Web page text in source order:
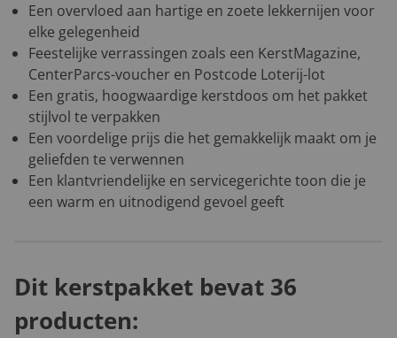
Een overvloed aan hartige en zoete lekkernijen voor
elke gelegenheid
Feestelijke verrassingen zoals een KerstMagazine,
CenterParcs-voucher en Postcode Loterij-lot
Een gratis, hoogwaardige kerstdoos om het pakket
stijlvol te verpakken
Een voordelige prijs die het gemakkelijk maakt om je
geliefden te verwennen
Een klantvriendelijke en servicegerichte toon die je
een warm en uitnodigend gevoel geeft
Dit kerstpakket bevat 36
producten: